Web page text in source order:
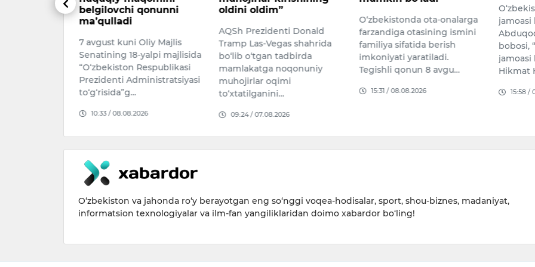
oldini oldim”
Tramp Las-Vegas shahrida
bo‘lib o‘tgan tadbirda
mamlakatga noqonuniy
muhojirlar oqimi
to‘xtatilganini…
09:24 / 07.08.2026
farzandiga otasining ismini
familiya sifatida berish
imkoniyati yaratiladi.
Tegishli qonun 8 avgu…
15:31 / 08.08.2026
jamoasi himoyachisi
Abduqodir Husanovning
bobosi, “Bunyodkor” U19
jamoasi bosh murabbiyi
Hikmat Hos…
15:58 / 07.08.2026
etadi
Bibisora
O‘zbekiston va jahonda ro‘y berayotgan eng so‘nggi voqea-hodisalar, sport, shou-biznes, madaniyat,
informatsion texnologiyalar va ilm-fan yangiliklaridan doimo xabardor bo‘ling!